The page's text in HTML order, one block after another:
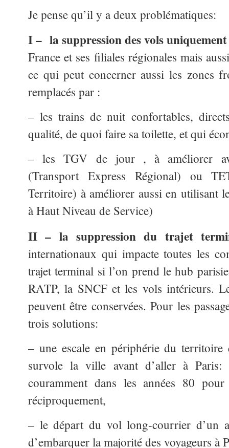
Je pense qu’il y a deux problématiques:
I – la suppression des vols
France et ses filiales régionales mais
ce qui peut concerner aussi les zones
remplacés par :
– les trains de nuit confortables,
qualité, de quoi faire sa toilette, et qui
– les TGV de jour , à améliorer
(Transport Express Régional) ou
Territoire) à améliorer aussi en utilisant
à Haut Niveau de Service)
II – la suppression du trajet
internationaux qui impacte toutes les
trajet terminal si l’on prend le hub
RATP, la SNCF et les vols intérieurs.
peuvent être conservées. Pour les
trois solutions:
– une escale en périphérie du territoire
survole la ville avant d’aller à Paris:
couramment dans les années 80
réciproquement,
– le départ du vol long-courrier d’un
d’embarquer la majorité des voyageurs à